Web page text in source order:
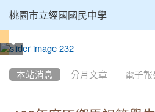
桃園市立經國國民中學
本站消息 分月文章 電子報